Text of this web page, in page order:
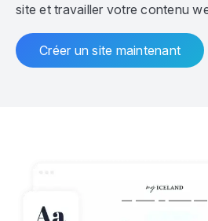
site et travailler votre contenu
Créer un site maintenant